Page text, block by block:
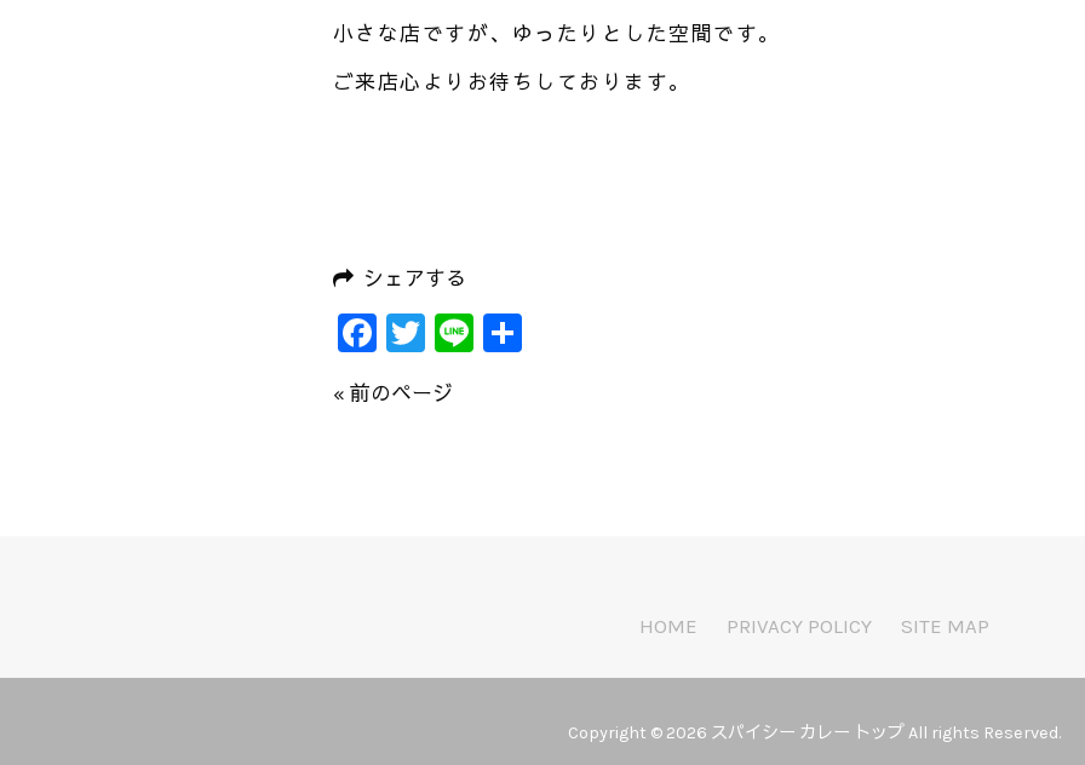
小さな店ですが、ゆったりとした空間です。
ご来店心よりお待ちしております。
シェアする
Facebook
Twitter
Line共
« 前のページ
HOME PRIVACY POLICY SITE MAP
Copyright © 2026 スパイシー カレー トップ All rights Reserved.